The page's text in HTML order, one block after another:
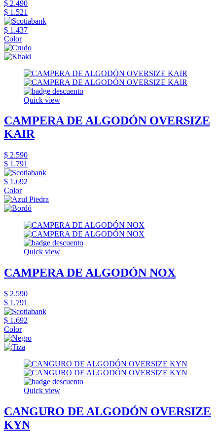
$ 2.490
$ 1.521
$ 1.437
Color
Quick view
CAMPERA DE ALGODÓN OVERSIZE
KAIR
$ 2.590
$ 1.791
$ 1.692
Color
Quick view
CAMPERA DE ALGODÓN NOX
$ 2.590
$ 1.791
$ 1.692
Color
Quick view
CANGURO DE ALGODÓN OVERSIZE
KYN